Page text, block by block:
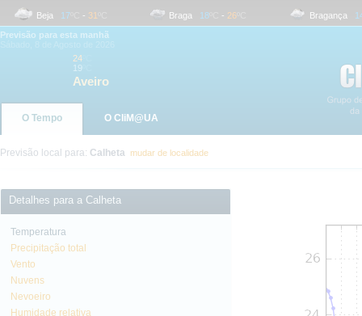
Beja 17 ºC- 31 ºC Braga 18 ºC- 26 ºC Bragança 14
ºC
Previsão para esta manhã
24
19
Aveiro
O Tempo O CliM@UA
Previsão local para: Calheta mudar de localidade
Detalhes para a Calheta
Temperatura
Precipitação total
Vento
Nuvens
Nevoeiro
Humidade relativa